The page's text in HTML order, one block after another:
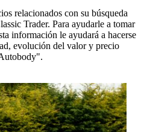
relacionados con su búsqueda
Trader. Para ayudarle a tomar
información le ayudará a hacerse
evolución del valor y precio